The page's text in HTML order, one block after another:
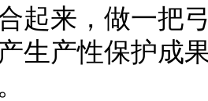
起来，做一把
生产性保护成